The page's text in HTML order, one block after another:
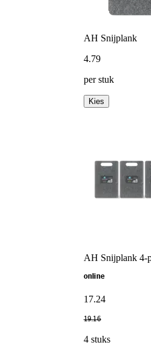
AH Snijplank
4.79
per stuk
Kies
AH Snijplank 4-
online
17.24
19.16
4 stuks